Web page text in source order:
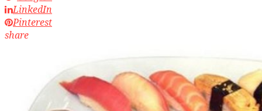
LinkedIn
Pinterest
share